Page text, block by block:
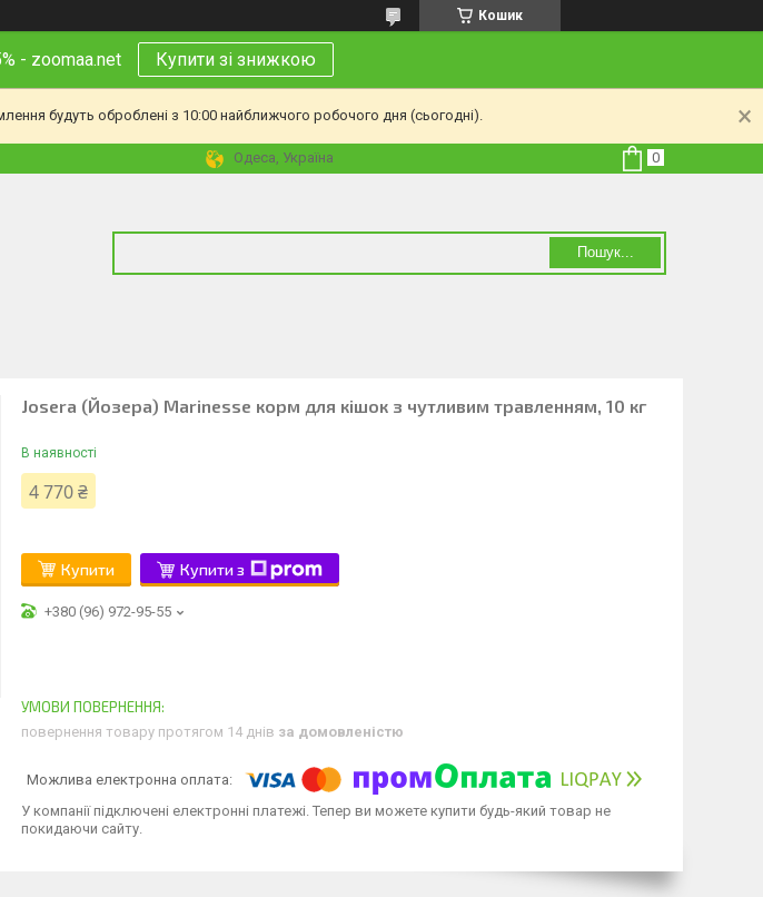
Кошик
- zoomaa.net Купити зі знижкою
будуть оброблені з 10:00 найближчого робочого дня (сьогодні).
Одеса, Україна
Пошук...
Josera (Йозера) Marinesse корм для кішок з чутливим травленням, 10 кг
В наявності
4 770 ₴
Купити Купити з
+380 (96) 972-95-55
повернення товару протягом 14 днів за домовленістю
У компанії підключені електронні платежі. Тепер ви можете купити будь-який товар не
покидаючи сайту.